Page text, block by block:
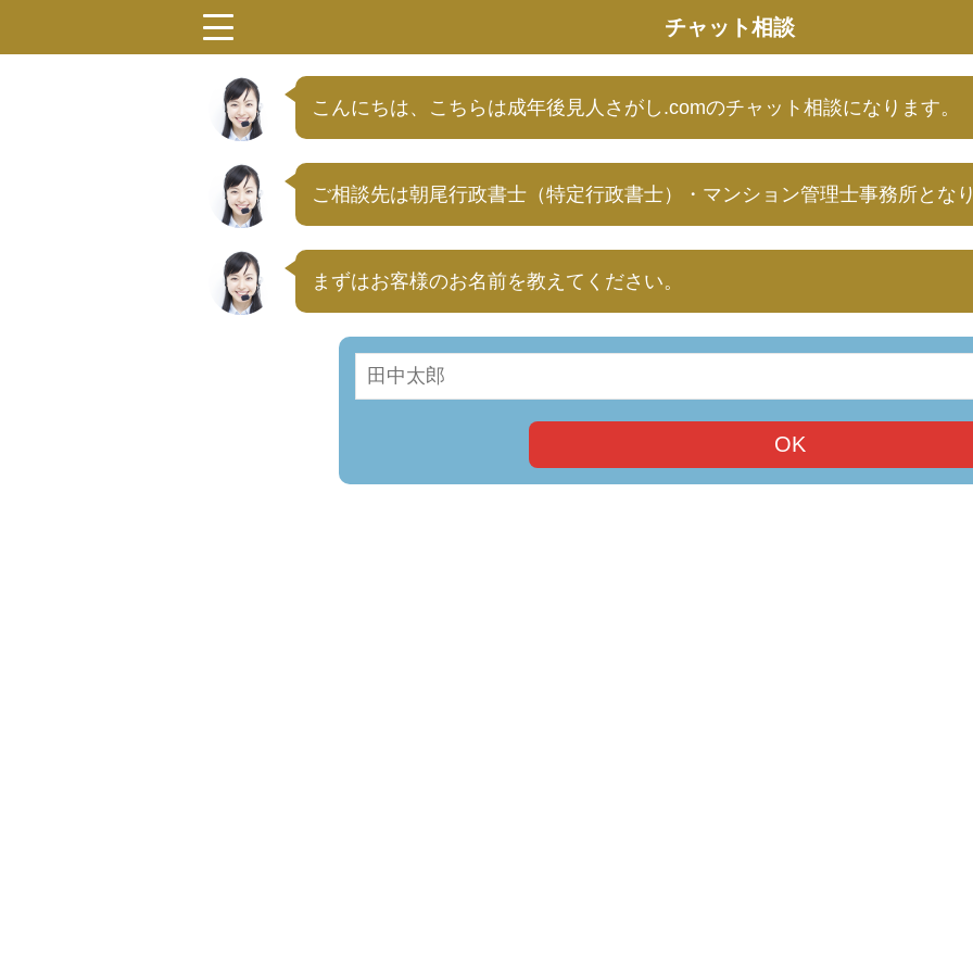
チャット相談
こんにちは、こちらは成年後見人さがし.comのチャット相談になります。
ご相談先は朝尾行政書士（特定行政書士）・マンション管理士事務所とな
まずはお客様のお名前を教えてください。
OK